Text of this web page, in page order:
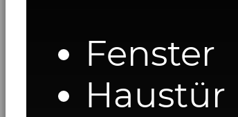
Fenster
Haustür